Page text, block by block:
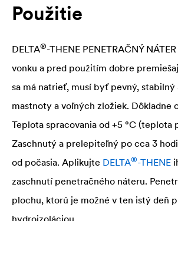
Použitie
DELTA®-THENE PENETRAČNÝ
vonku a pred použitím dobre
sa má natrieť, musí byť pevný, stabilný
mastnoty a voľných zložiek. Dôkladne
Teplota spracovania od +5 °C (teplota
Zaschnutý a prelepiteľný po cca 3
od počasia. Aplikujte DELTA®-THENE
zaschnutí penetračného náteru.
plochu, ktorú je možné v ten istý deň
hydroizoláciou.